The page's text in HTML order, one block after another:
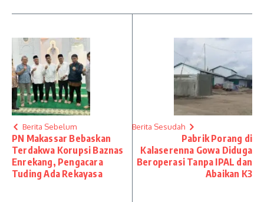
Berita Sebelum
PN Makassar Bebaskan
Terdakwa Korupsi Baznas
Enrekang, Pengacara
Tuding Ada Rekayasa
Berita Sesudah
Pabrik Porang di
Kalaserenna Gowa Diduga
Beroperasi Tanpa IPAL dan
Abaikan K3